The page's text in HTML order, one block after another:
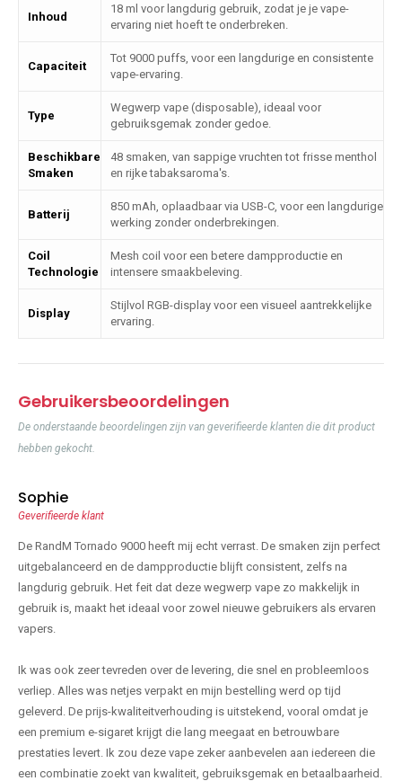
Inhoud
18 ml voor langdurig gebruik, zodat je je vape-
ervaring niet hoeft te onderbreken.
Capaciteit
Tot 9000 puffs, voor een langdurige en consistente
vape-ervaring.
Type
Wegwerp vape (disposable), ideaal voor
gebruiksgemak zonder gedoe.
Beschikbare
Smaken
48 smaken, van sappige vruchten tot frisse menthol
en rijke tabaksaroma's.
Batterij
850 mAh, oplaadbaar via USB-C, voor een langdurige
werking zonder onderbrekingen.
Coil
Technologie
Mesh coil voor een betere dampproductie en
intensere smaakbeleving.
Display
Stijlvol RGB-display voor een visueel aantrekkelijke
ervaring.
Gebruikersbeoordelingen
De onderstaande beoordelingen zijn van geverifieerde klanten die dit product
hebben gekocht.
Sophie
Geverifieerde klant
De RandM Tornado 9000 heeft mij echt verrast. De smaken zijn perfect
uitgebalanceerd en de dampproductie blijft consistent, zelfs na
langdurig gebruik. Het feit dat deze wegwerp vape zo makkelijk in
gebruik is, maakt het ideaal voor zowel nieuwe gebruikers als ervaren
vapers.
Ik was ook zeer tevreden over de levering, die snel en probleemloos
verliep. Alles was netjes verpakt en mijn bestelling werd op tijd
geleverd. De prijs-kwaliteitverhouding is uitstekend, vooral omdat je
een premium e-sigaret krijgt die lang meegaat en betrouwbare
prestaties levert. Ik zou deze vape zeker aanbevelen aan iedereen die
een combinatie zoekt van kwaliteit, gebruiksgemak en betaalbaarheid.